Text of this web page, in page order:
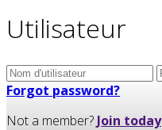
Utilisateur
Forgot password?
Not a member? Join today